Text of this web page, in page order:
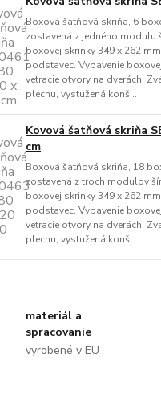
Boxová šatňová skriňa, 6
zostavená z jedného modulu
boxovej skrinky 349 x 262
podstavec. Vybavenie
vetracie otvory na dverách.
plechu, vystužená konš...
Kovová šatňová skriňa
cm
Boxová šatňová skriňa, 18
zostavená z troch modulov
boxovej skrinky 349 x 262
podstavec. Vybavenie
vetracie otvory na dverách.
plechu, vystužená konš...
materiál a
spracovanie
vyrobené v EU